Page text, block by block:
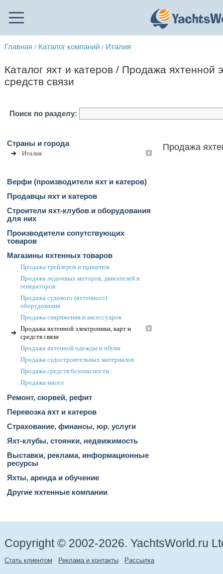
Главная / Каталог компаний / Италия
Каталог яхт и катеров / Продажа яхтенной
средств связи
Поиск по разделу:
Страны и города
Италия
Верфи (производители яхт и катеров)
Продавцы яхт и катеров
Строители яхт-клубов и оборудования
для них
Производители сопутствующих
товаров
Магазины яхтенных товаров
Продажа трейлеров и прицепов
Продажа лодочных моторов, двигателей и
генераторов
Продажа судового (яхтенного)
оборудования
Продажа снаряжения и аксессуаров
Продажа яхтенной электроники, карт и
средств связи
Продажа яхтенной одежды и обуви
Продажа судостроительных материалов
Продажа средств безопасности
Продажа масел
Ремонт, сюрвей, рефит
Перевозка яхт и катеров
Страхование, финансы, юр. услуги
Яхт-клубы, стоянки, недвижимость
Выставки, реклама, информационные
ресурсы
Яхты, аренда и обучение
Другие яхтенные компании
Продажа
Copyright © 2002-2026. YachtsWorld.ru
Стать клиентом Реклама и контакты Рассылка